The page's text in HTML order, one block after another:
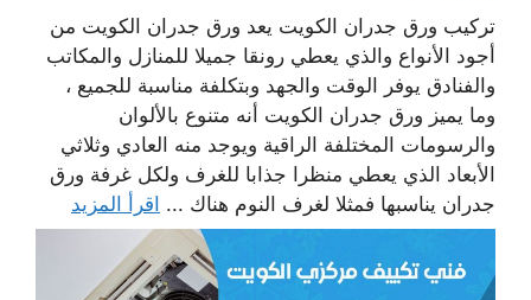
تركيب ورق جدران الكويت يعد ورق جدران الكويت من
أجود الأنواع والذي يعطي رونقا جميلا للمنازل والمكاتب
والفنادق يوفر الوقت والجهد وبتكلفة مناسبة للجميع ،
وما يميز ورق جدران الكويت أنه متنوع بالألوان
والرسومات المختلفة الراقية ويوجد منه العادي وثلاثي
الأبعاد الذي يعطي منظرا جذابا للغرف ولكل غرفة ورق
جدران يناسبها فمثلا لغرف النوم هناك ... اقرأ المزيد